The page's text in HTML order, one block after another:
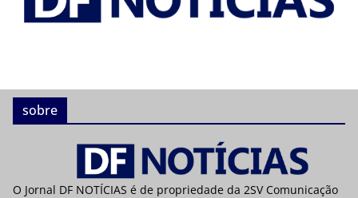
sobre
O Jornal DF NOTÍCIAS é de propriedade da 2SV Comunicação